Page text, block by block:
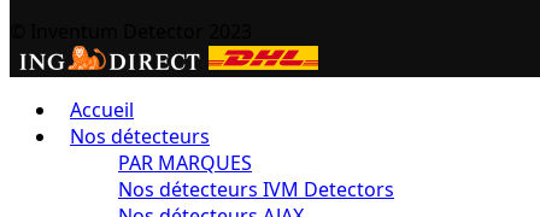
Accueil
Nos détecteurs
PAR MARQUES
Nos détecteurs IVM Detectors